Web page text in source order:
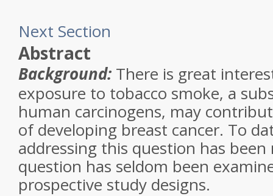
Next Section
Abstract
Background: There is great
exposure to tobacco smoke, a
human carcinogens, may
of developing breast cancer. To
addressing this question has
question has seldom been
prospective study designs.